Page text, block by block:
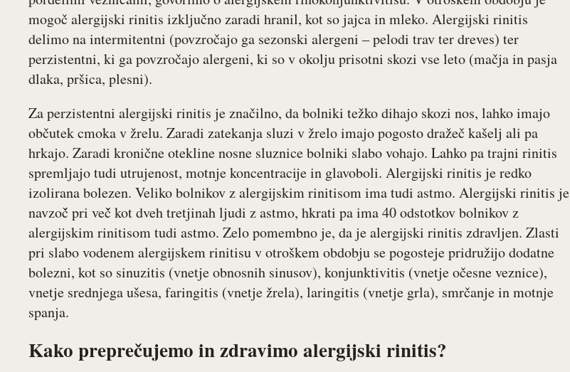
mogoč alergijski rinitis izključno zaradi hranil, kot so jajca in mleko. Alergijski rinitis
delimo na intermitentni (povzročajo ga sezonski alergeni ‒ pelodi trav ter dreves) ter
perzistentni, ki ga povzročajo alergeni, ki so v okolju prisotni skozi vse leto (mačja in pasja
dlaka, pršica, plesni).
Za perzistentni alergijski rinitis je značilno, da bolniki težko dihajo skozi nos, lahko imajo
občutek cmoka v žrelu. Zaradi zatekanja sluzi v žrelo imajo pogosto dražeč kašelj ali pa
hrkajo. Zaradi kronične otekline nosne sluznice bolniki slabo vohajo. Lahko pa trajni rinitis
spremljajo tudi utrujenost, motnje koncentracije in glavoboli. Alergijski rinitis je redko
izolirana bolezen. Veliko bolnikov z alergijskim rinitisom ima tudi astmo. Alergijski rinitis je
navzoč̌ pri več̌ kot dveh tretjinah ljudi z astmo, hkrati pa ima 40 odstotkov bolnikov z
alergijskim rinitisom tudi astmo. Zelo pomembno je, da je alergijski rinitis zdravljen. Zlasti
pri slabo vodenem alergijskem rinitisu v otroškem obdobju se pogosteje pridružijo dodatne
bolezni, kot so sinuzitis (vnetje obnosnih sinusov), konjunktivitis (vnetje očesne veznice),
vnetje srednjega ušesa, faringitis (vnetje žrela), laringitis (vnetje grla), smrčanje in motnje
spanja.
Kako preprečujemo in zdravimo alergijski rinitis?